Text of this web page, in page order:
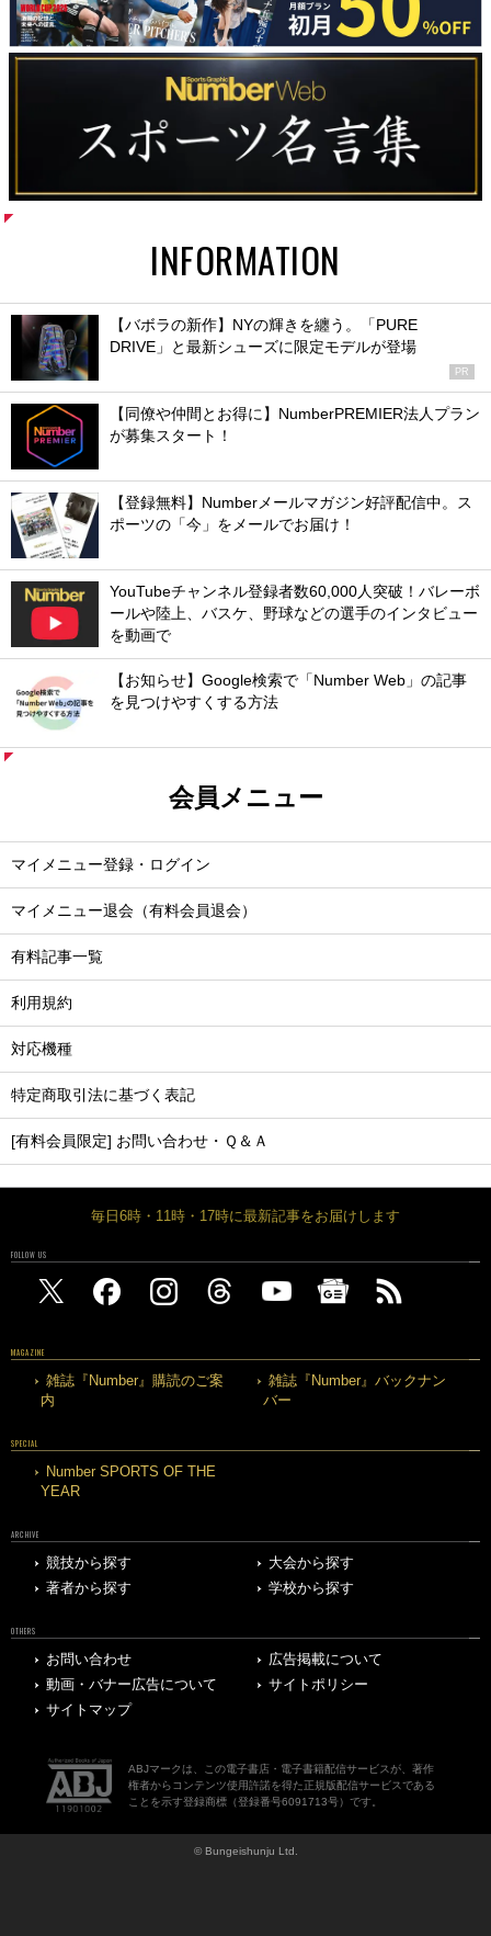
INFORMATION
【バボラの新作】NYの輝きを纏う。「PURE
DRIVE」と最新シューズに限定モデルが登場
PR
【同僚や仲間とお得に】NumberPREMIER法人プラン
が募集スタート！
【登録無料】Numberメールマガジン好評配信中。ス
ポーツの「今」をメールでお届け！
YouTubeチャンネル登録者数60,000人突破！バレーボ
ールや陸上、バスケ、野球などの選手のインタビュー
を動画で
【お知らせ】Google検索で「Number Web」の記事
を見つけやすくする方法
会員メニュー
マイメニュー登録・ログイン
マイメニュー退会（有料会員退会）
有料記事一覧
利用規約
対応機種
特定商取引法に基づく表記
[有料会員限定] お問い合わせ・Ｑ＆Ａ
毎日6時・11時・17時に最新記事をお届けします
FOLLOW US
MAGAZINE
雑誌『Number』購読のご案
内
雑誌『Number』バックナン
バー
SPECIAL
Number SPORTS OF THE
YEAR
ARCHIVE
競技から探す
大会から探す
著者から探す
学校から探す
OTHERS
お問い合わせ
広告掲載について
動画・バナー広告について
サイトポリシー
サイトマップ
ABJマークは、この電子書店・電子書籍配信サービスが、著作
権者からコンテンツ使用許諾を得た正規版配信サービスである
ことを示す登録商標（登録番号6091713号）です。
© Bungeishunju Ltd.